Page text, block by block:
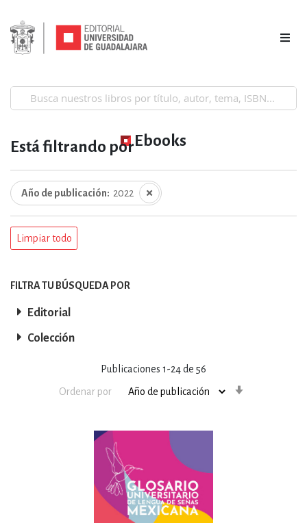
Ebooks
Publicaciones 1-24de 56
Ordenar por
Está filtrando por
Año de publicación 2022
Limpiar todo
FILTRA TU BÚSQUEDA POR
Editorial
Colección